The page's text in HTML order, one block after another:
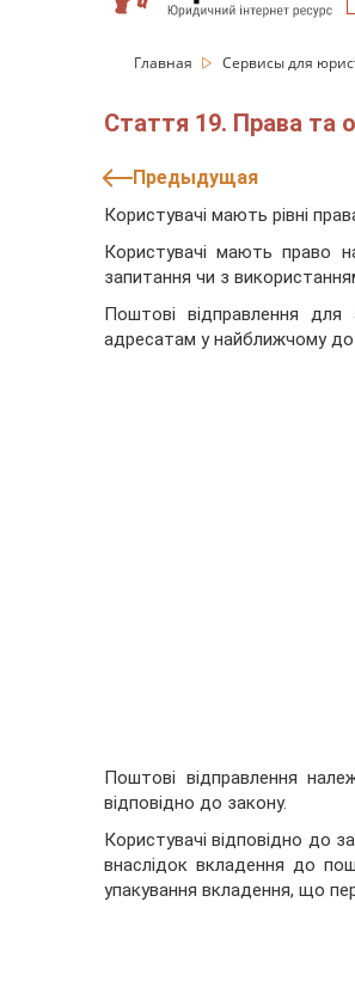
Главная Сервисы для
Стаття 19. Права та
Предыдущая
Користувачі мають рівні
Користувачі мають право
запитання чи з
Поштові відправлення
адресатам у найближчому до
Поштові відправлення
відповідно до закону.
Користувачі відповідно до
внаслідок вкладення до
упакування вкладення, що